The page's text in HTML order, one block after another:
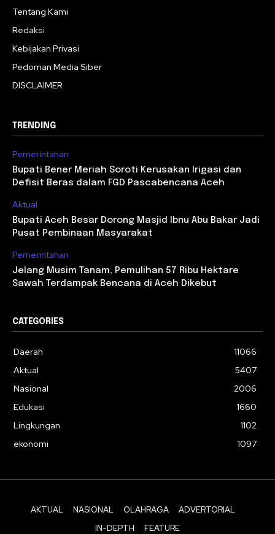
Tentang Kami
Redaksi
Kebijakan Privasi
Pedoman Media Siber
DISCLAIMER
TRENDING
Pemerintahan
Bupati Bener Meriah Soroti Kerusakan Irigasi dan
Defisit Beras dalam FGD Pascabencana Aceh
Aktual
Bupati Aceh Besar Dorong Masjid Ibnu Abu Bakar Jadi
Pusat Pembinaan Masyarakat
Pemerintahan
Jelang Musim Tanam, Pemulihan 57 Ribu Hektare
Sawah Terdampak Bencana di Aceh Dikebut
CATEGORIES
Daerah
11066
Aktual
5407
Nasional
2006
Edukasi
1660
Lingkungan
1102
ekonomi
1097
AKTUAL NASIONAL OLAHRAGA
ADVERTORIAL
IN-DEPTH
FEATURE